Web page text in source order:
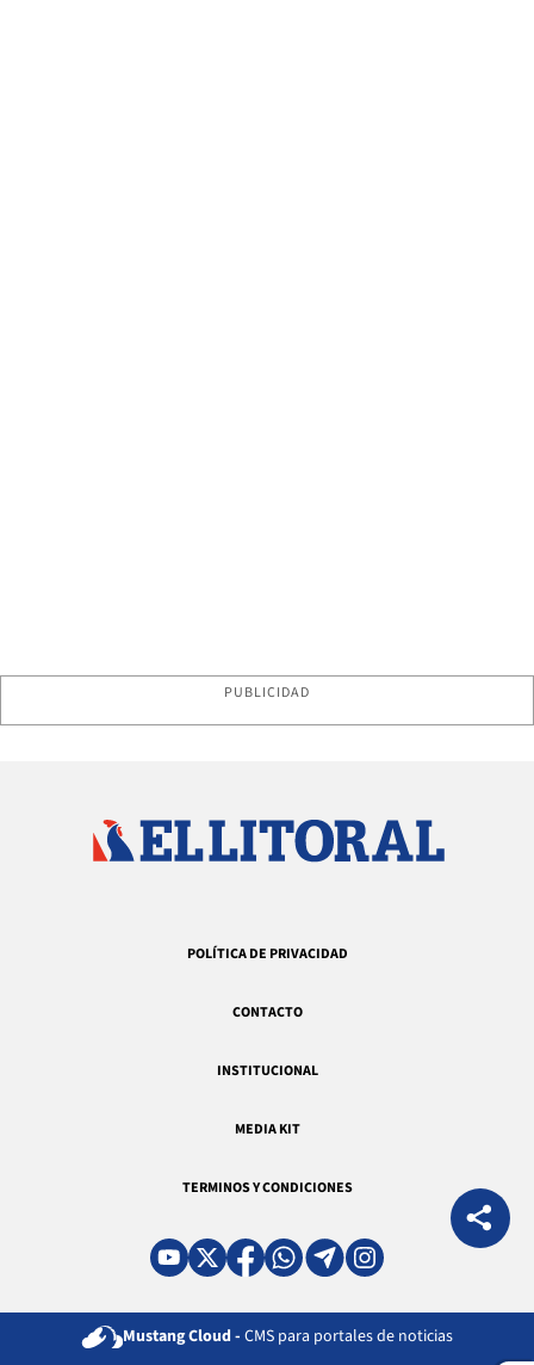
PUBLICIDAD
POLÍTICA DE PRIVACIDAD
CONTACTO
INSTITUCIONAL
MEDIA KIT
TERMINOS Y CONDICIONES
Mustang Cloud - CMS para portales de noticias